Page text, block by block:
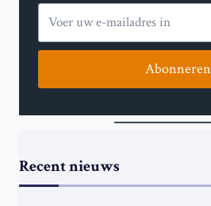
Abonneren
Recent nieuws